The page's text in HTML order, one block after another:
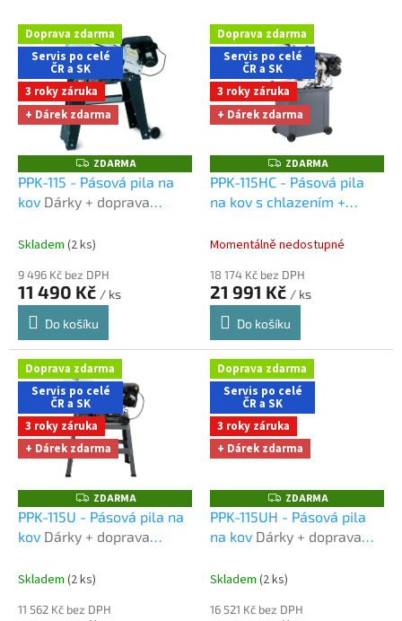
V
p
Doprava zdarma
Servis po celé
ČR a SK
3 roky záruka
+ Dárek zdarma
Z
D
A
R
ZDARMA
PPK-115 - Pásová pila na
kov Dárky + doprava
shopu
Skladem (2 ks)
9 496 Kč bez DPH
11 490 Kč / ks
Do košíku
Doprava zdarma
Servis po celé
ČR a SK
3 roky záruka
+ Dárek zdarma
Z
D
A
R
ZDARMA
PPK-115HC - Pásová pila
na kov s chlazením +
doprava zdarma při
Momentálně nedostupné
18 174 Kč bez DPH
21 991 Kč / ks
Do košíku
Doprava zdarma
Servis po celé
ČR a SK
3 roky záruka
+ Dárek zdarma
Z
D
A
R
ZDARMA
PPK-115U - Pásová pila na
kov Dárky + doprava
shopu
Skladem (2 ks)
11 562 Kč bez DPH
Doprava zdarma
Servis po celé
ČR a SK
3 roky záruka
+ Dárek zdarma
Z
D
A
R
M
ZDARMA
PPK-115UH - Pásová pila
na kov Dárky + doprava
shopu
Skladem (2 ks)
16 521 Kč bez DPH